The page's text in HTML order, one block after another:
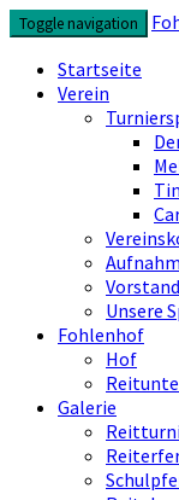
Skip
to
content
Toggle navigation
Startseite
Verein
Unsere
Fohlenhof
Hof
Galerie